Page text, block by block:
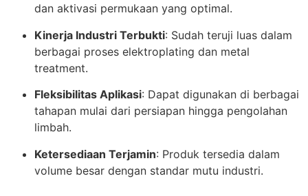
dan aktivasi permukaan yang optimal.
Kinerja Industri Terbukti: Sudah teruji luas dalam
berbagai proses elektroplating dan metal
treatment.
Fleksibilitas Aplikasi: Dapat digunakan di berbagai
tahapan mulai dari persiapan hingga pengolahan
limbah.
Ketersediaan Terjamin: Produk tersedia dalam
volume besar dengan standar mutu industri.